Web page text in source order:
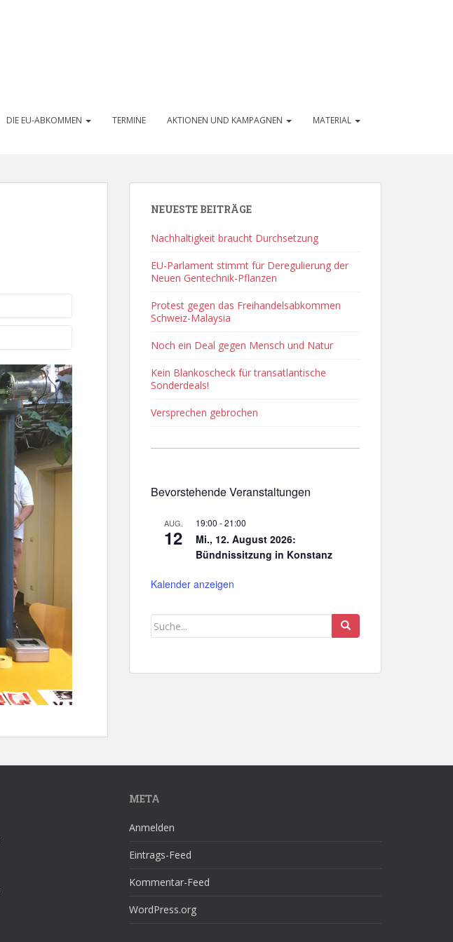
DIE EU-ABKOMMEN TERMINE AKTIONEN UND KAMPAGNEN MATERIAL
NEUESTE BEITRÄGE
Nachhaltigkeit braucht Durchsetzung
EU-Parlament stimmt für Deregulierung der
Neuen Gentechnik-Pflanzen
Protest gegen das Freihandelsabkommen
Schweiz-Malaysia
Noch ein Deal gegen Mensch und Natur
Kein Blankoscheck für transatlantische
Sonderdeals!
Versprechen gebrochen
Bevorstehende Veranstaltungen
AUG.
12
19:00 -21:00
Mi., 12. August 2026:
Bündnissitzung in Konstanz
Kalender anzeigen
META
Anmelden
Eintrags-Feed
Kommentar-Feed
WordPress.org